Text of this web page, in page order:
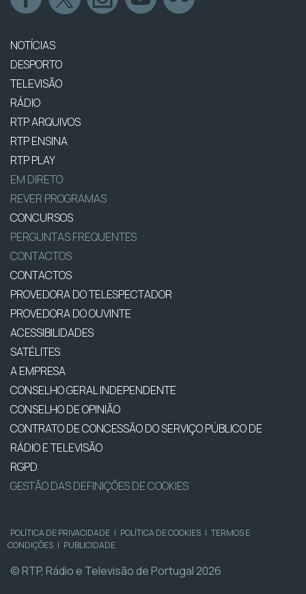
NOTÍCIAS
DESPORTO
TELEVISÃO
RÁDIO
RTP ARQUIVOS
RTP ENSINA
RTP PLAY
EM DIRETO
REVER PROGRAMAS
CONCURSOS
PERGUNTAS FREQUENTES
CONTACTOS
CONTACTOS
PROVEDORA DO TELESPECTADOR
PROVEDORA DO OUVINTE
ACESSIBILIDADES
SATÉLITES
A EMPRESA
CONSELHO GERAL INDEPENDENTE
CONSELHO DE OPINIÃO
CONTRATO DE CONCESSÃO DO SERVIÇO PÚBLICO DE
RÁDIO E TELEVISÃO
RGPD
GESTÃO DAS DEFINIÇÕES DE COOKIES
POLÍTICA DE PRIVACIDADE | POLÍTICA DE COOKIES | TERMOS E
CONDIÇÕES | PUBLICIDADE
© RTP, Rádio e Televisão de Portugal 2026